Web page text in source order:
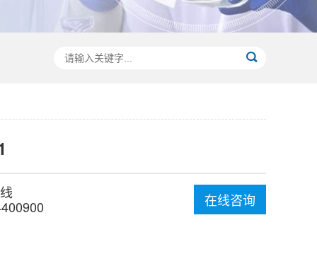
在线咨询